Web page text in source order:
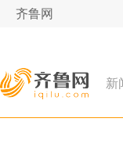
齐鲁网
新